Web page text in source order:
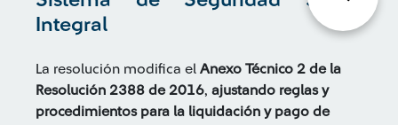
Integral
La resolución modifica el Anexo Técnico 2 de la
Resolución 2388 de 2016, ajustando reglas y
procedimientos para la liquidación y pago de